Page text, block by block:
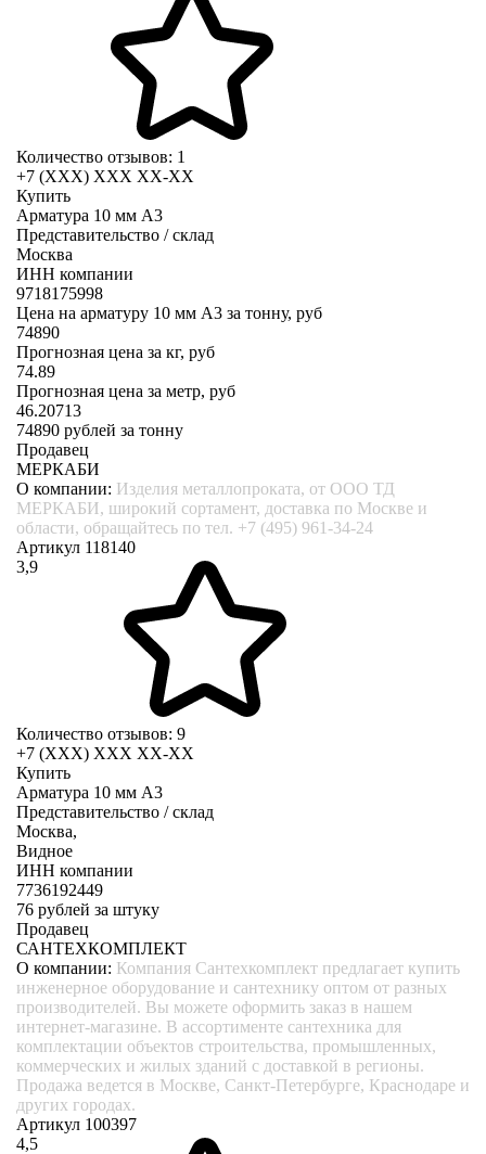
Количество отзывов: 1
+7 (XXX) ХХХ ХХ-ХХ
Купить
Арматура 10 мм А3
Представительство / склад
Москва
ИНН компании
9718175998
Цена на арматуру 10 мм А3 за тонну, руб
74890
Прогнозная цена за кг, руб
74.89
Прогнозная цена за метр, руб
46.20713
74890 рублей за тонну
Продавец
МЕРКАБИ
О компании: Изделия металлопроката, от ООО ТД
МЕРКАБИ, широкий сортамент, доставка по Москве и
области, обращайтесь по тел. +7 (495) 961-34-24
Артикул 118140
3,9
Количество отзывов: 9
+7 (XXX) ХХХ ХХ-ХХ
Купить
Арматура 10 мм А3
Представительство / склад
Москва,
Видное
ИНН компании
7736192449
76 рублей за штуку
Продавец
САНТЕХКОМПЛЕКТ
О компании: Компания Сантехкомплект предлагает купить
инженерное оборудование и сантехнику оптом от разных
производителей. Вы можете оформить заказ в нашем
интернет-магазине. В ассортименте сантехника для
комплектации объектов строительства, промышленных,
коммерческих и жилых зданий с доставкой в регионы.
Продажа ведется в Москве, Санкт-Петербурге, Краснодаре и
других городах.
Артикул 100397
4,5